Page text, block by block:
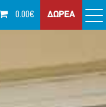
0.00€ ΔΩΡΕΑ